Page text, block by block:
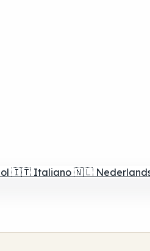
🇮🇹 Italiano 🇳🇱